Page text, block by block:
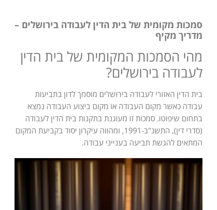
סמכות מקומית של בית הדין לעבודה בירושלים –
מדריך מקיף
מהי הסמכות המקומית של בית הדין
לעבודה בירושלים?
בית הדין האזורי לעבודה בירושלים מוסמך לדון בתביעות
עבודה כאשר מקום העבודה או מקום ביצוע העבודה נמצא
בתחום שיפוטו. סמכות זו מעוגנת בתקנות בית הדין לעבודה
(סדרי דין), התשנ"ב-1991, ומהווה עיקרון יסוד בקביעת המקום
המתאים להגשת תביעה בענייני עבודה.